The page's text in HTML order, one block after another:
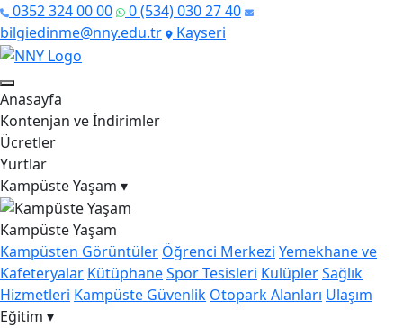
0352 324 00 00
0 (534) 030 27 40
bilgiedinme@nny.edu.tr
Kayseri
Anasayfa
Kontenjan ve İndirimler
Ücretler
Yurtlar
Kampüste Yaşam ▾
Kampüste Yaşam
Kampüsten Görüntüler Öğrenci Merkezi Yemekhane ve
Kafeteryalar KütüphaneSpor Tesisleri KulüplerSağlık
Hizmetleri Kampüste Güvenlik Otopark Alanları Ulaşım
Eğitim ▾